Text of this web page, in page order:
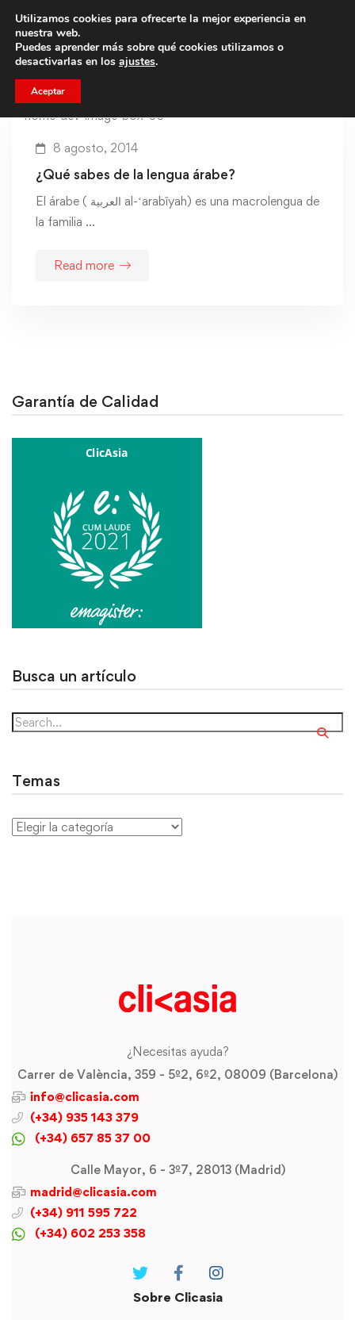
Trae a un amigo y llevaos un total de 75€ de descuento.
8 agosto, 2014
¿Qué sabes de la lengua árabe?
El árabe ( العربية al-ʻarabīyah) es una macrolengua de
la familia …
Read more
Garantía de Calidad
Busca un artículo
Temas
¿Necesitas ayuda?
Carrer de València, 359 - 5º2, 6º2, 08009 (Barcelona)
info@clicasia.com
(+34) 935 143 379
(+34) 657 85 37 00
Calle Mayor, 6 - 3º7, 28013 (Madrid)
madrid@clicasia.com
(+34) 911 595 722
(+34) 602 253 358
Sobre Clicasia
Utilizamos cookies para ofrecerte la mejor experiencia en
nuestra web.
Puedes aprender más sobre qué cookies utilizamos o
desactivarlas en los ajustes.
Aceptar